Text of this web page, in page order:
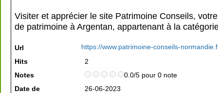
Visiter et apprécier le site Patrimoine Conseils,
de patrimoine à Argentan, appartenant à la
Url
https://www.patrimoine-conseils-
Hits
2
Notes
0.0/5 pour 0 note
Date de
26-06-2023